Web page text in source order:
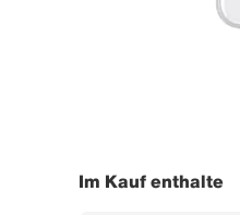
Im Kauf enthalte